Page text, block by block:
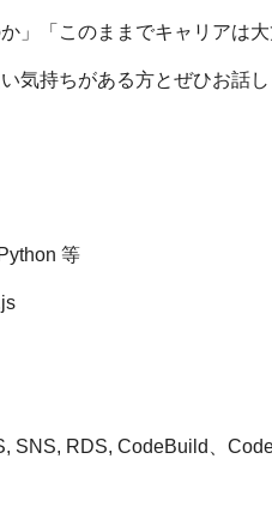
」「このままでキャリアは大
気持ちがある方とぜひお話
等
SNS, RDS, CodeBuild、